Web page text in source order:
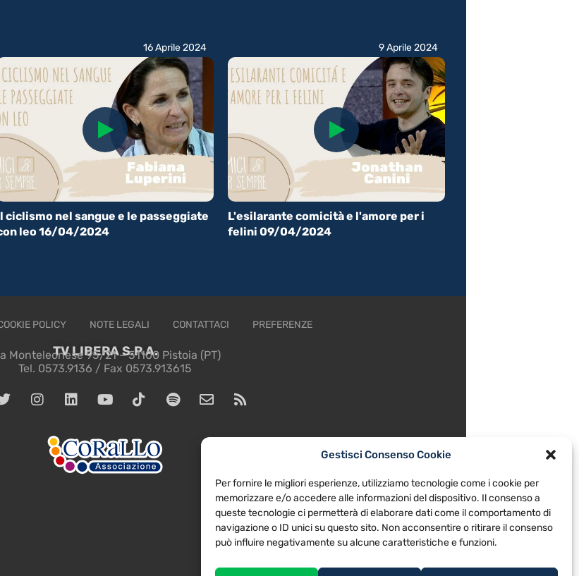
Gestisci Consenso Cookie
Per fornire le migliori esperienze, utilizziamo tecnologie come i cookie per
memorizzare e/o accedere alle informazioni del dispositivo. Il consenso a
queste tecnologie ci permetterà di elaborare dati come il comportamento di
navigazione o ID unici su questo sito. Non acconsentire o ritirare il consenso
può influire negativamente su alcune caratteristiche e funzioni.
ciclismo nel sangue e le passeggiate
leo 16/04/2024
16 Aprile 2024
L'esilarante comicità e l'amore per i
felini 09/04/2024
9 Aprile 2024
POLICY NOTE LEGALI CONTATTACI PREFERENZE
TV LIBERA S.P.A.
Monteleonese 95/21 – 51100 Pistoia (PT)
Tel. 0573.9136 / Fax 0573.913615